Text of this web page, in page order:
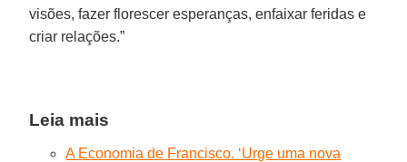
visões, fazer florescer esperanças, enfaixar feridas e
criar relações.”
Leia mais
A Economia de Francisco. ‘Urge uma nova